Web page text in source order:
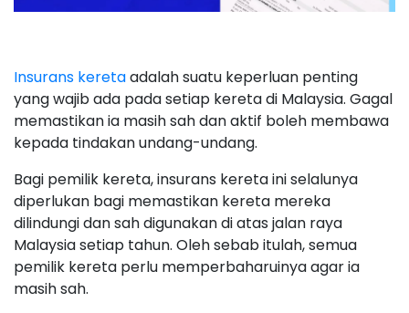
Insurans keretaadalah suatu keperluan penting
yang wajib ada pada setiap kereta di Malaysia. Gagal
memastikan ia masih sah dan aktif boleh membawa
kepada tindakan undang-undang.
Bagi pemilik kereta, insurans kereta ini selalunya
diperlukan bagi memastikan kereta mereka
dilindungi dan sah digunakan di atas jalan raya
Malaysia setiap tahun. Oleh sebab itulah, semua
pemilik kereta perlu memperbaharuinya agar ia
masih sah.